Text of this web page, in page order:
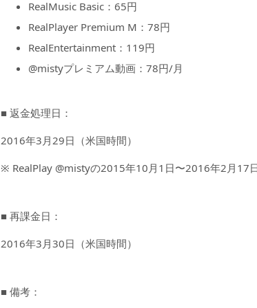
RealMusic Basic：65円
RealPlayer Premium M：78円
RealEntertainment：119円
@mistyプレミアム動画：78円/月
■ 返金処理日：
2016年3月29日（米国時間）
※ RealPlay @mistyの2015年10月1日〜2016年2月17
■ 再課金日：
2016年3月30日（米国時間）
■ 備考：